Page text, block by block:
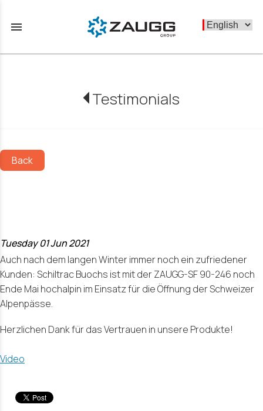
menu
Testimonials
Back
Tuesday 01 Jun 2021
Auch nach dem langen Winter immer noch ein zufriedener
Kunden: Schiltrac Buochs ist mit der ZAUGG-SF 90-246 noch
Ende Mai hochalpin im Einsatz für die Öffnung der Schweizer
Alpenpässe.
Herzlichen Dank für das Vertrauen in unsere Produkte!
Video